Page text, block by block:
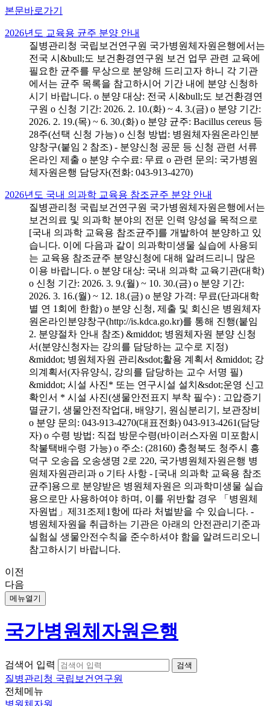
본문바로가기
2026년도 교육용 균주 분양 안내
질병관리청 국립보건연구원 국가병원체자원은행에서는
전국 시&bull;도 보건환경연구원 보건 업무 관련 교육에
필요한 균주를 무상으로 분양해 드리고자 하니 각 기관
에서는 균주 목록을 참고하시어 기간 내에 분양 신청하
시기 바랍니다. o 분양 대상: 전국 시&bull;도 보건환경연
구원 o 신청 기간: 2026. 2. 10.(화) ~ 4. 3.(금) o 분양 기간:
2026. 2. 19.(목) ~ 6. 30.(화) o 분양 균주: Bacillus cereus 등
28주(선택 신청 가능) o 신청 방법: 병원체자원온라인분
양창구(붙임 2 참조) - 분양신청 공문 등 신청 관련 서류
온라인 제출 o 분양 수수료: 무료 o 관련 문의: 국가병원
체자원은행 담당자(전화: 043-913-4270)
2026년도 국내 의과학 교육용 참조균주 분양 안내
질병관리청 국립보건연구원 국가병원체자원은행에서는
보건의료 및 의과학 분야의 전문 인력 양성을 목적으로
[국내 의과학 교육용 참조균주]를 개발하여 분양하고 있
습니다. 이에 다음과 같이 의과학미생물 실습에 사용되
는 교육용 참조균주 분양신청에 대해 알려드리니 많은
이용 바랍니다. o 분양 대상: 국내 의과학 교육기관(대학)
o 신청 기간: 2026. 3. 9.(월) ~ 10. 30.(금) o 분양 기간:
2026. 3. 16.(월) ~ 12. 18.(금) o 분양 가격: 무료(단과대학
별 연 1회에 한함) o 분양 신청, 제출 및 회신은 병원체자
원온라인분양창구(http://is.kdca.go.kr)를 통해 진행(붙임
2. 분양절차 안내 참조) &middot; 병원체자원 분양 신청
서(분양신청자는 강의를 담당하는 교수로 지정)
&middot; 병원체자원 관리&sdot;활용 계획서 &middot; 강
의계획서(자유양식, 강의를 담당하는 교수 서명 필)
&middot; 시설 사진* 또는 연구시설 설치&sdot;운영 신고
확인서 * 시설 사진(생물안전표지 부착 필수) : 고압증기
멸균기, 생물안전작업대, 배양기, 원심분리기, 보관장비
o 분양 문의: 043-913-4270(대표전화) 043-913-4261(담당
자) o 수령 방법: 직접 방문수령(바이러스자원 미포함시
착불택배수령 가능) o 주소: (28160) 충청북도 청주시 흥
덕구 오송읍 오송생명 2로 220, 국가병원체자원은행 병
원체자원관리과 o 기타 사항 - [국내 의과학 교육용 참조
균주]용으로 분양받은 병원체자원은 의과학미생물 실습
용으로만 사용하여야 하며, 이를 위반할 경우 「병원체
자원법」제31조제1항에 따라 처벌받을 수 있습니다. -
병원체자원을 취급하는 기관은 아래의 안전관리기준과
실험실 생물안전수칙을 준수하셔야 함을 알려드리오니
참고하시기 바랍니다.
이전
다음
메뉴열기
국가병원체자원은행
검색어 입력
질병관리청 국립보건연구원
전체메뉴
병원체자원